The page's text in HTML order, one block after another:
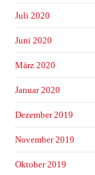
Juli 2020
Juni 2020
März 2020
Januar 2020
Dezember 2019
November 2019
Oktober 2019